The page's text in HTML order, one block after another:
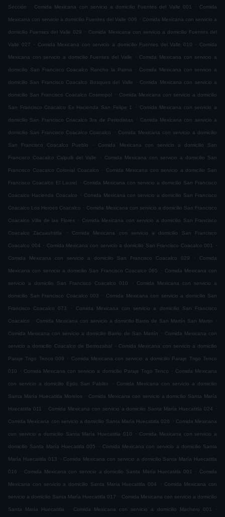
Sección . Comida Mexicana con servicio a domicilio Fuentes del Valle 001 . Comida
Mexicana con servicio a domicilio Fuentes del Valle 006 . Comida Mexicana con servicio a
domicilio Fuentes del Valle 029 . Comida Mexicana con servicio a domicilio Fuentes del
Valle 027 . Comida Mexicana con servicio a domicilio Fuentes del Valle 010 . Comida
Mexicana con servicio a domicilio Fuentes del Valle . Comida Mexicana con servicio a
domicilio San Francisco Coacalco Rancho la Palma . Comida Mexicana con servicio a
domicilio San Francisco Coacalco Bosques del Valle . Comida Mexicana con servicio a
domicilio San Francisco Coacalco Cosmopol . Comida Mexicana con servicio a domicilio
San Francisco Coacalco Ex Hacienda San Felipe 1 . Comida Mexicana con servicio a
domicilio San Francisco Coacalco 3ra de Periodistas . Comida Mexicana con servicio a
domicilio San Francisco Coacalco Coacalco . Comida Mexicana con servicio a domicilio
San Francisco Coacalco Pueblo . Comida Mexicana con servicio a domicilio San
Francisco Coacalco Calpulli del Valle . Comida Mexicana con servicio a domicilio San
Francisco Coacalco Colonial Coacalco . Comida Mexicana con servicio a domicilio San
Francisco Coacalco El Laurel . Comida Mexicana con servicio a domicilio San Francisco
Coacalco Hacienda Coacalco . Comida Mexicana con servicio a domicilio San Francisco
Coacalco Los Heroes Coacalco . Comida Mexicana con servicio a domicilio San Francisco
Coacalco Villa de las Flores . Comida Mexicana con servicio a domicilio San Francisco
Coacalco Zacuauhtitla . Comida Mexicana con servicio a domicilio San Francisco
Coacalco 004 . Comida Mexicana con servicio a domicilio San Francisco Coacalco 001 .
Comida Mexicana con servicio a domicilio San Francisco Coacalco 029 . Comida
Mexicana con servicio a domicilio San Francisco Coacalco 065 . Comida Mexicana con
servicio a domicilio San Francisco Coacalco 010 . Comida Mexicana con servicio a
domicilio San Francisco Coacalco 003 . Comida Mexicana con servicio a domicilio San
Francisco Coacalco 073 . Comida Mexicana con servicio a domicilio San Francisco
Coacalco . Comida Mexicana con servicio a domicilio Barrio de San Martín San Martin .
Comida Mexicana con servicio a domicilio Barrio de San Martín . Comida Mexicana con
servicio a domicilio Coacalco de Berriozabal . Comida Mexicana con servicio a domicilio
Paraje Trigo Tenco 009 . Comida Mexicana con servicio a domicilio Paraje Trigo Tenco
010 . Comida Mexicana con servicio a domicilio Paraje Trigo Tenco . Comida Mexicana
con servicio a domicilio Ejido San Pablito . Comida Mexicana con servicio a domicilio
Santa María Huecatitla Morelos . Comida Mexicana con servicio a domicilio Santa María
Huecatitla 011 . Comida Mexicana con servicio a domicilio Santa María Huecatitla 024 .
Comida Mexicana con servicio a domicilio Santa María Huecatitla 026 . Comida Mexicana
con servicio a domicilio Santa María Huecatitla 010 . Comida Mexicana con servicio a
domicilio Santa María Huecatitla 005 . Comida Mexicana con servicio a domicilio Santa
María Huecatitla 013 . Comida Mexicana con servicio a domicilio Santa María Huecatitla
016 . Comida Mexicana con servicio a domicilio Santa María Huecatitla 001 . Comida
Mexicana con servicio a domicilio Santa María Huecatitla 004 . Comida Mexicana con
servicio a domicilio Santa María Huecatitla 017 . Comida Mexicana con servicio a domicilio
Santa María Huecatitla . Comida Mexicana con servicio a domicilio Machero 001 .